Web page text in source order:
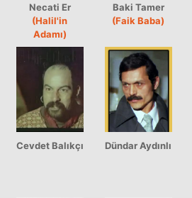
Necati Er
(Halil'in
Adamı)
Baki Tamer
(Faik Baba)
Cevdet Balıkçı Dündar Aydınlı